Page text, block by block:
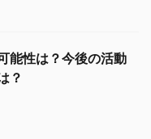
能性は？今後の活動
？